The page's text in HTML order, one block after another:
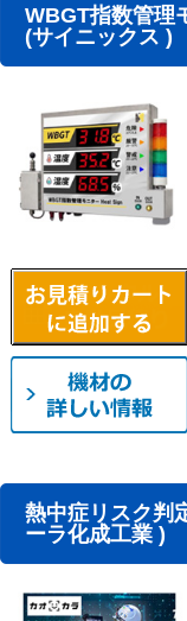
WBGT指数管理
(サイニックス )
熱中症リスク判
ーラ化成工業 )